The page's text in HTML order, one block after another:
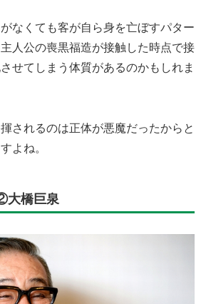
がなくても客が自ら身を亡ぼすパター
人公の喪黒福造が接触した時点で接
せてしまう体質があるのかもしれま
されるのは正体が悪魔だったからと
よね。
大橋巨泉